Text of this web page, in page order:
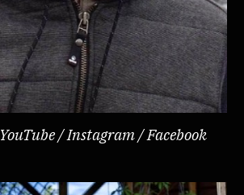
YouTube / Instagram / Facebook